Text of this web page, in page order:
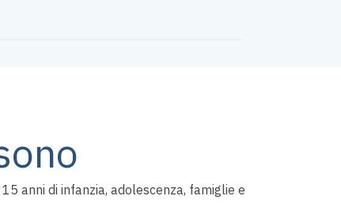
anni di infanzia, adolescenza, famiglie e